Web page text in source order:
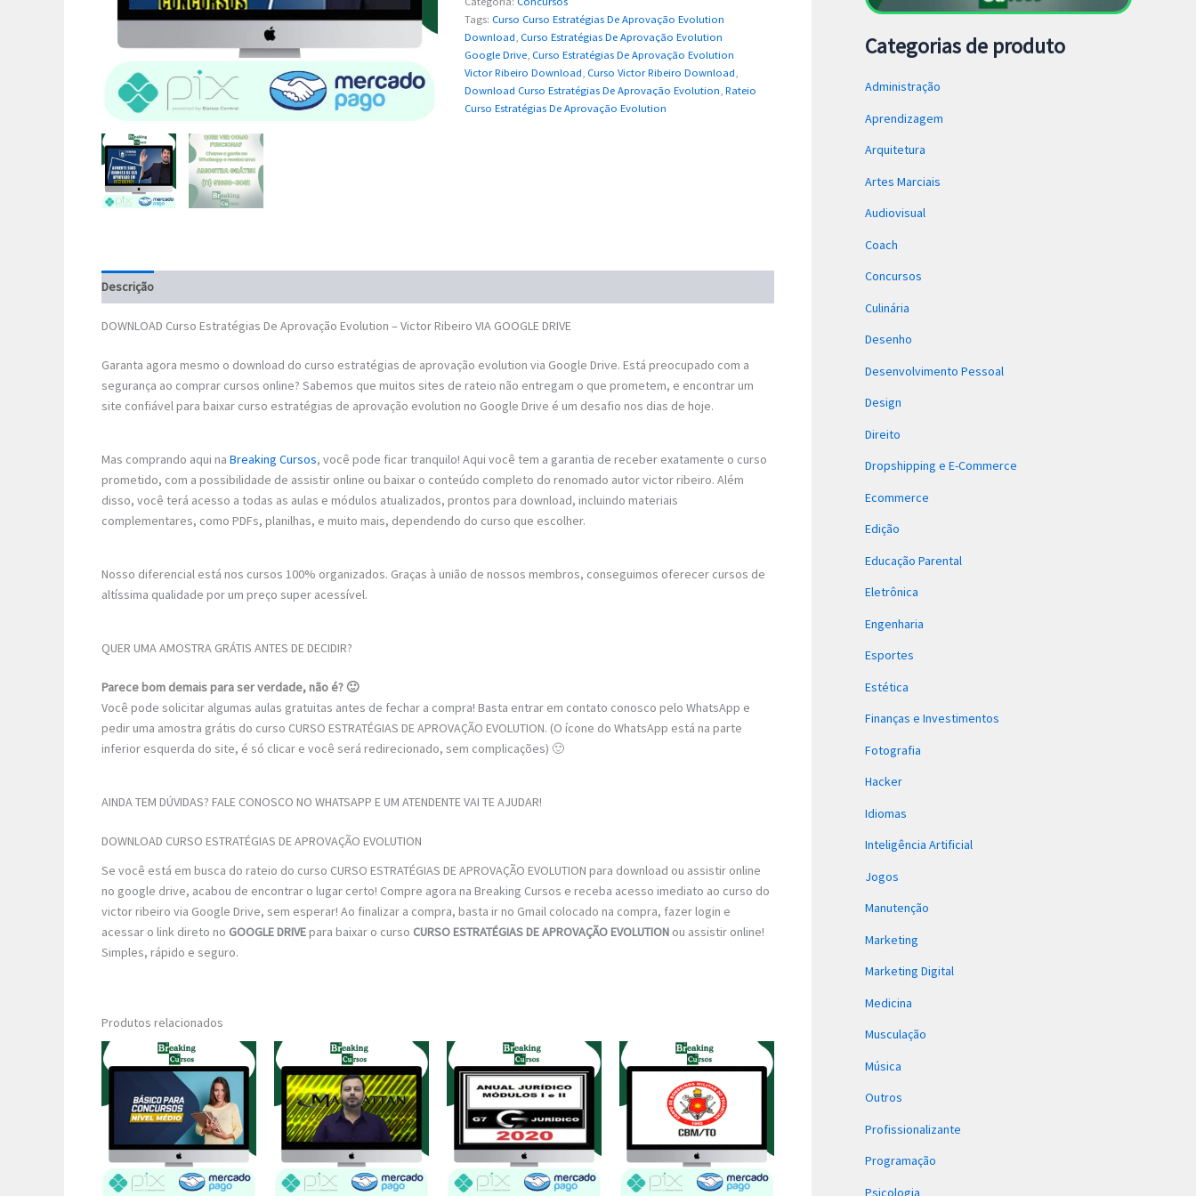
Tags: Curso Curso Estratégias De Aprovação Evolution
Download, Curso Estratégias De Aprovação Evolution
Google Drive, Curso Estratégias De Aprovação Evolution
Victor Ribeiro Download, Curso Victor Ribeiro Download,
Download Curso Estratégias De Aprovação Evolution,Rateio
Curso Estratégias De Aprovação Evolution
Descrição
DOWNLOAD Curso Estratégias De Aprovação Evolution – Victor Ribeiro VIA GOOGLE DRIVE
Garanta agora mesmo o download do curso estratégias de aprovação evolution via Google Drive. Está preocupado com a
segurança ao comprar cursos online? Sabemos que muitos sites de rateio não entregam o que prometem, e encontrar um
site confiável para baixar curso estratégias de aprovação evolution no Google Drive é um desafio nos dias de hoje.
Mas comprando aqui na Breaking Cursos, você pode ficar tranquilo! Aqui você tem a garantia de receber exatamente o curso
prometido, com a possibilidade de assistir online ou baixar o conteúdo completo do renomado autor victor ribeiro. Além
disso, você terá acesso a todas as aulas e módulos atualizados, prontos para download, incluindo materiais
complementares, como PDFs, planilhas, e muito mais, dependendo do curso que escolher.
Nosso diferencial está nos cursos 100% organizados. Graças à união de nossos membros, conseguimos oferecer cursos de
altíssima qualidade por um preço super acessível.
QUER UMA AMOSTRA GRÁTIS ANTES DE DECIDIR?
Parece bom demais para ser verdade, não é? 🙂
Você pode solicitar algumas aulas gratuitas antes de fechar a compra! Basta entrar em contato conosco pelo WhatsApp e
pedir uma amostra grátis do curso CURSO ESTRATÉGIAS DE APROVAÇÃO EVOLUTION. (O ícone do WhatsApp está na parte
inferior esquerda do site, é só clicar e você será redirecionado, sem complicações) 🙂
AINDA TEM DÚVIDAS? FALE CONOSCO NO WHATSAPP E UM ATENDENTE VAI TE AJUDAR!
DOWNLOAD CURSO ESTRATÉGIAS DE APROVAÇÃO EVOLUTION
Se você está em busca do rateio do curso CURSO ESTRATÉGIAS DE APROVAÇÃO EVOLUTION para download ou assistir online
no google drive, acabou de encontrar o lugar certo! Compre agora na Breaking Cursos e receba acesso imediato ao curso do
victor ribeiro via Google Drive, sem esperar! Ao finalizar a compra, basta ir no Gmail colocado na compra, fazer login e
acessar o link direto no GOOGLE DRIVEpara baixar o curso CURSO ESTRATÉGIAS DE APROVAÇÃO EVOLUTION ou assistir online!
Simples, rápido e seguro.
Produtos relacionados
Categorias de produto
Administração
Aprendizagem
Arquitetura
Artes Marciais
Audiovisual
Coach
Concursos
Culinária
Desenho
Desenvolvimento Pessoal
Design
Direito
Dropshipping e E-Commerce
Ecommerce
Edição
Educação Parental
Eletrônica
Engenharia
Esportes
Estética
Finanças e Investimentos
Fotografia
Hacker
Idiomas
Inteligência Artificial
Jogos
Manutenção
Marketing
Marketing Digital
Medicina
Musculação
Música
Outros
Profissionalizante
Programação
Psicologia